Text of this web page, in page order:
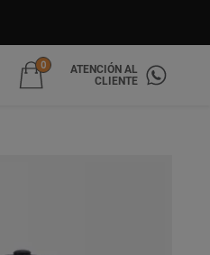
0
ATENCIÓN AL
CLIENTE